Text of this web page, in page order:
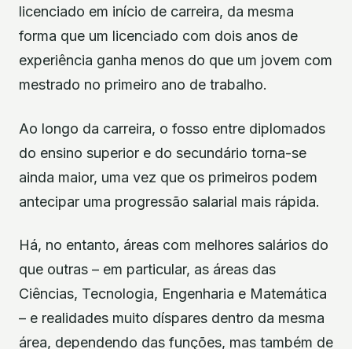
licenciado em início de carreira, da mesma
forma que um licenciado com dois anos de
experiência ganha menos do que um jovem com
mestrado no primeiro ano de trabalho.
Ao longo da carreira, o fosso entre diplomados
do ensino superior e do secundário torna-se
ainda maior, uma vez que os primeiros podem
antecipar uma progressão salarial mais rápida.
Há, no entanto, áreas com melhores salários do
que outras – em particular, as áreas das
Ciências, Tecnologia, Engenharia e Matemática
– e realidades muito díspares dentro da mesma
área, dependendo das funções, mas também de